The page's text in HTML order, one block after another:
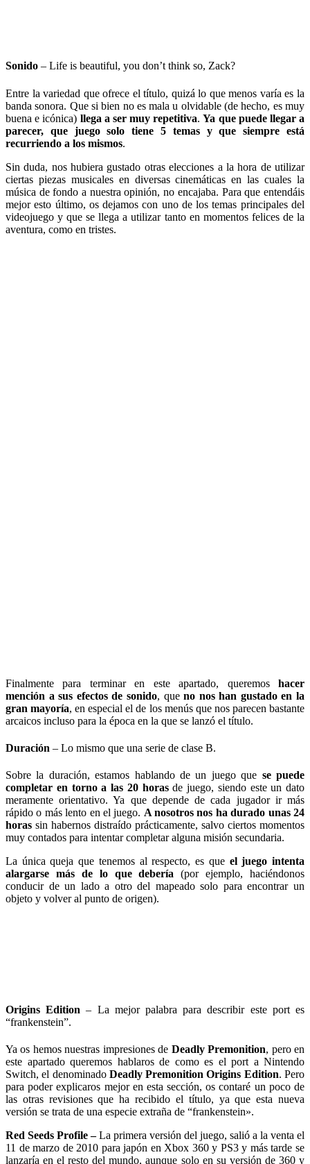
Sonido – Life is beautiful, you don’t think so, Zack?
Entre la variedad que ofrece el título, quizá lo que menos varía es la
banda sonora. Que si bien no es mala u olvidable (de hecho, es muy
buena e icónica) llega a ser muy repetitiva.Ya que puede llegar a
parecer, que juego solo tiene 5 temas y que siempre está
recurriendo a los mismos.
Sin duda, nos hubiera gustado otras elecciones a la hora de utilizar
ciertas piezas musicales en diversas cinemáticas en las cuales la
música de fondo a nuestra opinión, no encajaba. Para que entendáis
mejor esto último, os dejamos con uno de los temas principales del
videojuego y que se llega a utilizar tanto en momentos felices de la
aventura, como en tristes.
Finalmente para terminar en este apartado, queremos hacer
mención a sus efectos de sonido, queno nos han gustado en la
gran mayoría, en especial el de los menús que nos parecen bastante
arcaicos incluso para la época en la que se lanzó el título.
Duración – Lo mismo que una serie de clase B.
Sobre la duración, estamos hablando de un juego que se puede
completar en torno a las 20 horasde juego, siendo este un dato
meramente orientativo. Ya que depende de cada jugador ir más
rápido o más lento en el juego. A nosotros nos ha durado unas 24
horas sin habernos distraído prácticamente, salvo ciertos momentos
muy contados para intentar completar alguna misión secundaria.
La única queja que tenemos al respecto, es que el juego intenta
alargarse más de lo que debería (por ejemplo, haciéndonos
conducir de un lado a otro del mapeado solo para encontrar un
objeto y volver al punto de origen).
Origins Edition – La mejor palabra para describir este port es
“frankenstein”.
Ya os hemos nuestras impresiones de Deadly Premonition, pero en
este apartado queremos hablaros de como es el port a Nintendo
Switch, el denominado Deadly Premonition Origins Edition.Pero
para poder explicaros mejor en esta sección, os contaré un poco de
las otras revisiones que ha recibido el título, ya que esta nueva
versión se trata de una especie extraña de “frankenstein».
Red Seeds Profile –La primera versión del juego, salió a la venta el
11 de marzo de 2010 para japón en Xbox 360 y PS3 y más tarde se
lanzaría en el resto del mundo, aunque solo en su versión de 360 y